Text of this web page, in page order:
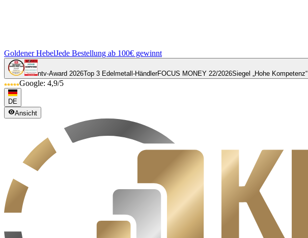
Goldener HebelJede Bestellung ab 100€ gewinnt
ntv-Award 2026Top 3 Edelmetall-HändlerFOCUS MONEY 22/2026Siegel „Hohe Kompetenz“
Google: 4,9/5
DE
Ansicht